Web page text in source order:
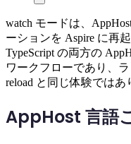
watch モードは、
ーションを Aspire に再
TypeScript の両方の
ワークフローであり、
reload と同じ体験ではあ
AppHost 言語